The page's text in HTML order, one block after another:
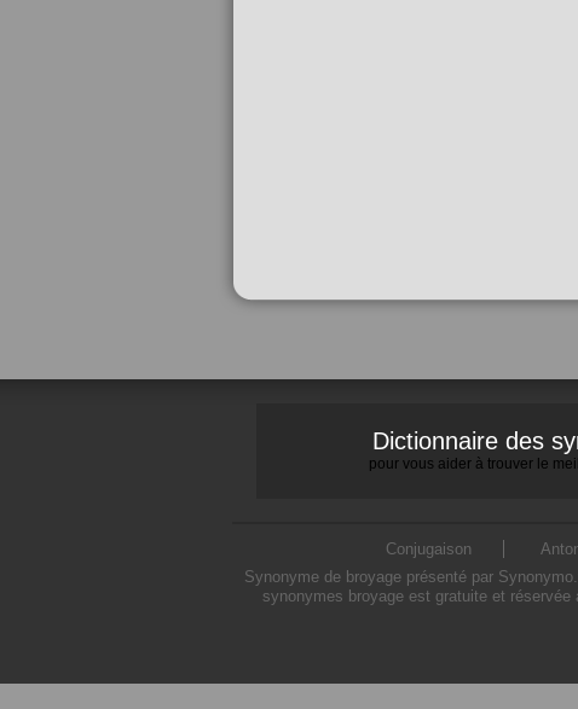
Dictionnaire des
pour vous aider à trouver le
Conjugaison
Synonyme de broyage présenté par
synonymes broyage est gratuite et